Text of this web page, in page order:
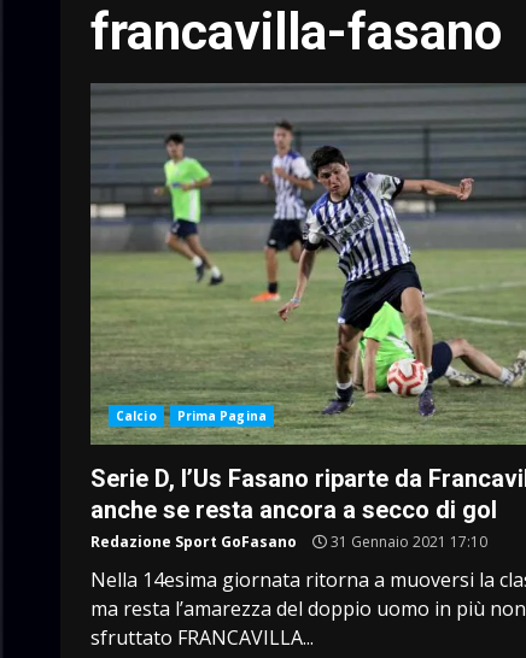
francavilla-fasano
Calcio Prima Pagina
Serie D, l’Us Fasano riparte da
anche se resta ancora a secco di gol
Redazione Sport GoFasano 31 Gennaio 2021 17:10
Nella 14esima giornata ritorna a muoversi la
ma resta l’amarezza del doppio uomo in più non
sfruttato FRANCAVILLA...